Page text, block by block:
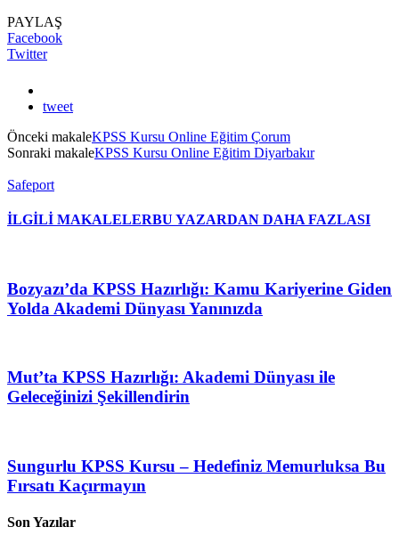
PAYLAŞ
Facebook
Twitter
tweet
Önceki makaleKPSS Kursu Online Eğitim Çorum
Sonraki makaleKPSS Kursu Online Eğitim Diyarbakır
Safeport
İLGİLİ MAKALELERBU YAZARDAN DAHA FAZLASI
Bozyazı’da KPSS Hazırlığı: Kamu Kariyerine Giden
Yolda Akademi Dünyası Yanınızda
Mut’ta KPSS Hazırlığı: Akademi Dünyası ile
Geleceğinizi Şekillendirin
Sungurlu KPSS Kursu – Hedefiniz Memurluksa Bu
Fırsatı Kaçırmayın
Son Yazılar